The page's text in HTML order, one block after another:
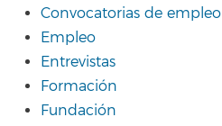
Convocatorias de empleo
Empleo
Entrevistas
Formación
Fundación